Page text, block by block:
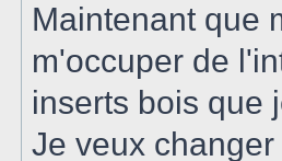
Maintenant que
m'occuper de
inserts bois que
Je veux